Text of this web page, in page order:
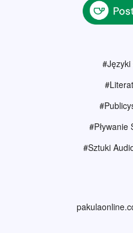
#Języki
#Pływanie
#Sztuki